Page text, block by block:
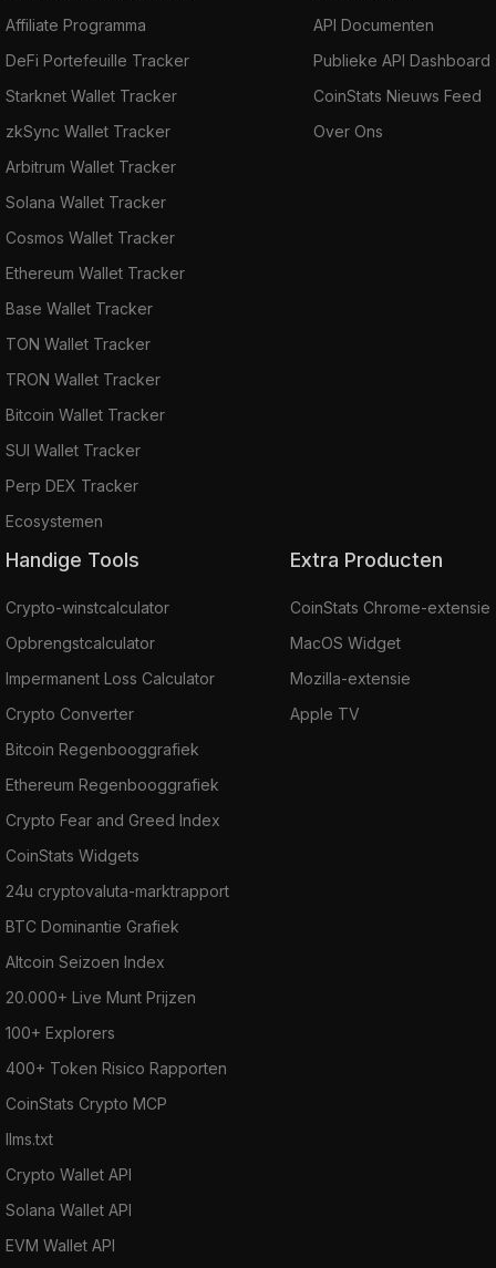
Affiliate Programma
DeFi Portefeuille Tracker
Starknet Wallet Tracker
zkSync Wallet Tracker
Arbitrum Wallet Tracker
Solana Wallet Tracker
Cosmos Wallet Tracker
Ethereum Wallet Tracker
Base Wallet Tracker
TON Wallet Tracker
TRON Wallet Tracker
Bitcoin Wallet Tracker
SUI Wallet Tracker
Perp DEX Tracker
Ecosystemen
API Documenten
Publieke API Dashboard
CoinStats Nieuws Feed
Over Ons
Handige Tools
Crypto-winstcalculator
Opbrengstcalculator
Impermanent Loss Calculator
Crypto Converter
Bitcoin Regenbooggrafiek
Ethereum Regenbooggrafiek
Crypto Fear and Greed Index
CoinStats Widgets
24u cryptovaluta-marktrapport
BTC Dominantie Grafiek
Altcoin Seizoen Index
20.000+ Live Munt Prijzen
100+ Explorers
400+ Token Risico Rapporten
CoinStats Crypto MCP
llms.txt
Crypto Wallet API
Solana Wallet API
EVM Wallet API
Extra Producten
CoinStats Chrome-extensie
MacOS Widget
Mozilla-extensie
Apple TV